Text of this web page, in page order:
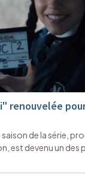
renouvelée
saison de la série,
est devenu un des